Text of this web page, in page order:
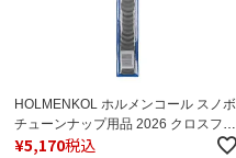
HOLMENKOL ホルメンコール スノボ
チューンナップ用品 2026 クロスファ
イル/20520
¥5,170税込